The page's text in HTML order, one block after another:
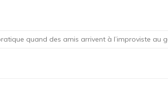
quand des amis arrivent à l’improviste au